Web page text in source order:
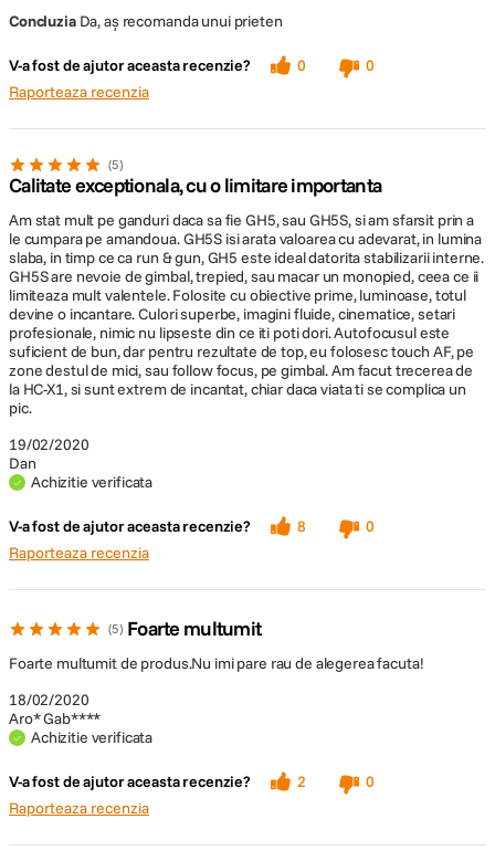
Mai multe rapoarte de aspect - o caracteristica exclusiva pentru LUMIX
GH5S
Senzorul camerei foto LUMIX GH5S accepta mai multe rapoarte de
aspect: 4:3, 17:9, 16:9 si 3:2. Gratie marginilor extinse ale pixelilor efectivi,
distanta focala nu se schimba in aceste rapoarte de aspect. Disponibila
pentru fotografiere si pentru inregistrare video 4K si C4K, precum si in
modul Anamorphic (Anamorfic), aceasta functie va permite sa exploatati
in mod complet unghiul de vizualizare al obiectivului, pentru imagini cu
adevarat uimitoare! De asemenea, chiar si atunci cand utilizati un senzor
cu dimensiuni mai mari, se obtin viteze ridicate de citire. Distorsiunea
provocata de efectul de rulare a obturatorului este eliminata la un nivel de
de citire atunci cand se inregistreaza materiale video sau cand se
si se utilizeaza o cartela cu clasa de viteza
SD „UHS UHS-II Speed Class 3
(U3)”)./(depinde de capac
Blit integrat
Patina blit
extern
SPECIFICATII VIDEO:
Rezolutie Video 4K
DETALII PRODUCATOR
Cod producator
ECRAN / VIEWFINDER:
Display LCD
Monitor LCD TFT LCD cu control tactil
Vizor cu afisare în timp real tip OLED (3
Memorie
interna
Tip Card
Memorie
Pro
Contra
Lipsa IBIS se simte
meniul putea fi mai intuitiv
A fost un cadou? No
ConcluziaDa, aș recomanda unui prieten
V-a fost de ajutor aceasta recenzie? 0
0
Raporteaza recenzia
5
Calitate exceptionala, cu o limitare importanta
19/02/2020
Dan
Achizitie verificata
Am stat mult pe ganduri daca sa fie GH5, sau GH5S, si am sfarsit prin a
le cumpara pe amandoua. GH5S isi arata valoarea cu adevarat, in lumina
slaba, in timp ce ca run & gun, GH5 este ideal datorita stabilizarii interne.
GH5S are nevoie de gimbal, trepied, sau macar un monopied, ceea ce ii
limiteaza mult valentele. Folosite cu obiective prime, luminoase, totul
devine o incantare. Culori superbe, imagini fluide, cinematice, setari
profesionale, nimic nu lipseste din ce iti poti dori. Autofocusul este
suficient de bun, dar pentru rezultate de top, eu folosesc touch AF, pe
zone destul de mici, sau follow focus, pe gimbal. Am facut trecerea de
la HC-X1, si sunt extrem de incantat, chiar daca viata ti se complica un
pic.
V-a fost de ajutor aceasta recenzie? 8
0
Raporteaza recenzia
5 Foarte multumit
18/02/2020
Aro* Gab****
Achizitie verificata
Foarte multumit de produs.Nu imi pare rau de alegerea facuta!
V-a fost de ajutor aceasta recenzie? 2
0
Raporteaza recenzia